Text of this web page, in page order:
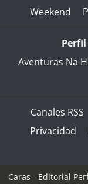
Weekend
Aventuras Na
Canales RSS
Privacidad
Caras - Editorial